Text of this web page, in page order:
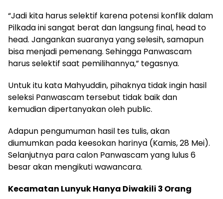
“Jadi kita harus selektif karena potensi konflik dalam
Pilkada ini sangat berat dan langsung final, head to
head. Jangankan suaranya yang selesih, samapun
bisa menjadi pemenang. Sehingga Panwascam
harus selektif saat pemilihannya,” tegasnya.
Untuk itu kata Mahyuddin, pihaknya tidak ingin hasil
seleksi Panwascam tersebut tidak baik dan
kemudian dipertanyakan oleh public.
Adapun pengumuman hasil tes tulis, akan
diumumkan pada keesokan harinya (Kamis, 28 Mei).
Selanjutnya para calon Panwascam yang lulus 6
besar akan mengikuti wawancara.
Kecamatan Lunyuk Hanya Diwakili 3 Orang